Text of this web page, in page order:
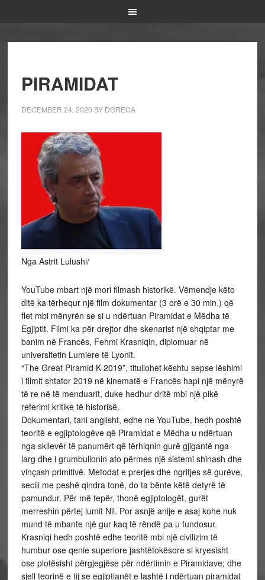
PIRAMIDAT
DECEMBER 24, 2020 BY DGRECA
Nga Astrit Lulushi/
YouTube mbart një mori filmash historikë. Vëmendje këto
ditë ka tërhequr një film dokumentar (3 orë e 30 min.) që
flet mbi mënyrën se si u ndërtuan Piramidat e Mëdha të
Egjiptit. Filmi ka për drejtor dhe skenarist një shqiptar me
banim në Francës, Fehmi Krasniqin, diplomuar në
universitetin Lumiere të Lyonit.
“The Great Piramid K-2019”, titullohet kështu sepse lëshimi
i filmit shtator 2019 në kinematë e Francës hapi një mënyrë
të re në të menduarit, duke hedhur dritë mbi një pikë
referimi kritike të historisë.
Dokumentari, tani anglisht, edhe ne YouTube, hedh poshtë
teoritë e egjiptologëve që Piramidat e Mëdha u ndërtuan
nga skllevër të panumërt që tërhiqnin gurë gjigantë nga
larg dhe i grumbullonin ato përmes një sistemi shinash dhe
vinçash primitivë. Metodat e prerjes dhe ngritjes së gurëve,
secili me peshë qindra tonë, do ta bënte këtë detyrë të
pamundur. Për më tepër, thonë egjiptologët, gurët
merreshin përtej lumit Nil. Por asnjë anije e asaj kohe nuk
mund të mbante një gur kaq të rëndë pa u fundosur.
Krasniqi hedh poshtë edhe teoritë mbi një civilizim të
humbur ose qenie superiore jashtëtokësore si kryesisht
ose plotësisht përgjegjëse për ndërtimin e Piramidave; dhe
sjell teorinë e tij se egjiptianët e lashtë i ndërtuan piramidat